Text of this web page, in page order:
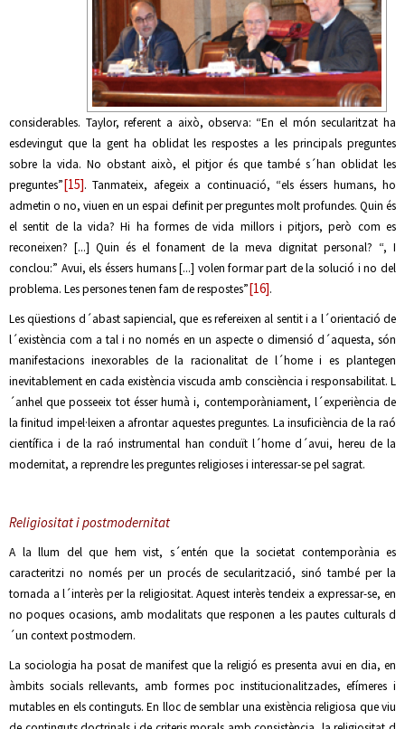
considerables. Taylor, referent a això, observa: “En el món secularitzat ha
esdevingut que la gent ha oblidat les respostes a les principals preguntes
sobre la vida. No obstant això, el pitjor és que també s´han oblidat les
preguntes”[15]. Tanmateix, afegeix a continuació, “els éssers humans, ho
admetin o no, viuen en un espai definit per preguntes molt profundes. Quin és
el sentit de la vida? Hi ha formes de vida millors i pitjors, però com es
reconeixen? [...] Quin és el fonament de la meva dignitat personal? “, I
conclou:” Avui, els éssers humans [...] volen formar part de la solució i no del
problema. Les persones tenen fam de respostes”[16].
Les qüestions d´abast sapiencial, que es refereixen al sentit i a l´orientació de
l´existència com a tal i no només en un aspecte o dimensió d´aquesta, són
manifestacions inexorables de la racionalitat de l´home i es plantegen
inevitablement en cada existència viscuda amb consciència i responsabilitat. L
´anhel que posseeix tot ésser humà i, contemporàniament, l´experiència de
la finitud impel·leixen a afrontar aquestes preguntes. La insuficiència de la raó
científica i de la raó instrumental han conduït l´home d´avui, hereu de la
modernitat, a reprendre les preguntes religioses i interessar-se pel sagrat.
Religiositat i postmodernitat
A la llum del que hem vist, s´entén que la societat contemporània es
caracteritzi no només per un procés de secularització, sinó també per la
tornada a l´interès per la religiositat. Aquest interès tendeix a expressar-se, en
no poques ocasions, amb modalitats que responen a les pautes culturals d
´un context postmodern.
La sociologia ha posat de manifest que la religió es presenta avui en dia, en
àmbits socials rellevants, amb formes poc institucionalitzades, efímeres i
mutables en els continguts. En lloc de semblar una existència religiosa que viu